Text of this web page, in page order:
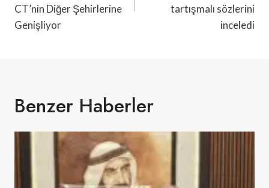
CT’nin Diğer Şehirlerine
Genişliyor
tartışmalı sözlerini
inceledi
Benzer Haberler